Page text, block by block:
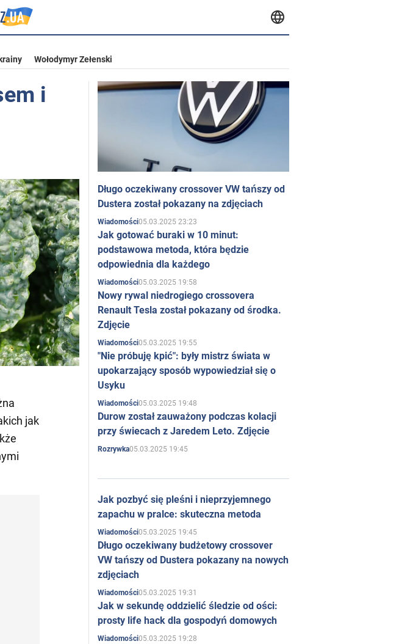
Wołodymyr Zełenski
i
jak
Długo oczekiwany crossover VW tańszy od
Dustera został pokazany na zdjęciach
Wiadomości05.03.2025 23:23
Jak gotować buraki w 10 minut:
podstawowa metoda, która będzie
odpowiednia dla każdego
Wiadomości05.03.2025 19:58
Nowy rywal niedrogiego crossovera
Renault Tesla został pokazany od środka.
Zdjęcie
Wiadomości05.03.2025 19:55
"Nie próbuję kpić": były mistrz świata w
upokarzający sposób wypowiedział się o
Usyku
Wiadomości05.03.2025 19:48
Durow został zauważony podczas kolacji
przy świecach z Jaredem Leto. Zdjęcie
Rozrywka05.03.2025 19:45
Jak pozbyć się pleśni i nieprzyjemnego
zapachu w pralce: skuteczna metoda
Wiadomości05.03.2025 19:45
Długo oczekiwany budżetowy crossover
VW tańszy od Dustera pokazany na nowych
zdjęciach
Wiadomości05.03.2025 19:31
Jak w sekundę oddzielić śledzie od ości:
prosty life hack dla gospodyń domowych
Wiadomości05.03.2025 19:28